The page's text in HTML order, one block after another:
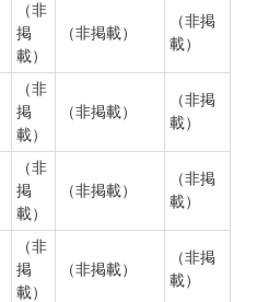
（非
掲
載）
（非掲載）
（非掲
載）
（非
掲
載）
（非掲載）
（非掲
載）
（非
掲
載）
（非掲載）
（非掲
載）
（非
掲
載）
（非掲載）
（非掲
載）